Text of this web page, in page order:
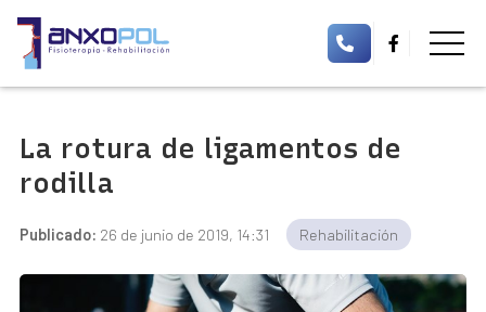
La rotura de ligamentos de
rodilla
Publicado: 26 de junio de 2019, 14:31 Rehabilitación